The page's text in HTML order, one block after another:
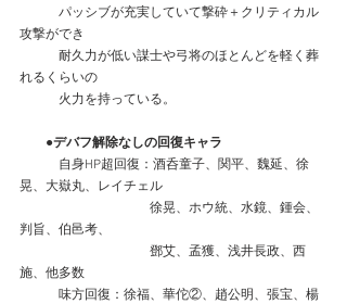
パッシブが充実していて撃砕＋クリティカル
攻撃ができ
耐久力が低い謀士や弓将のほとんどを軽く葬
れるくらいの
火力を持っている。
●デバフ解除なしの回復キャラ
自身HP超回復：酒呑童子、関平、魏延、徐
晃、大嶽丸、レイチェル
徐晃、ホウ統、水鏡、鍾会、
判旨、伯邑考、
鄧艾、孟獲、浅井長政、西
施、他多数
味方回復：徐福、華佗②、趙公明、張宝、楊